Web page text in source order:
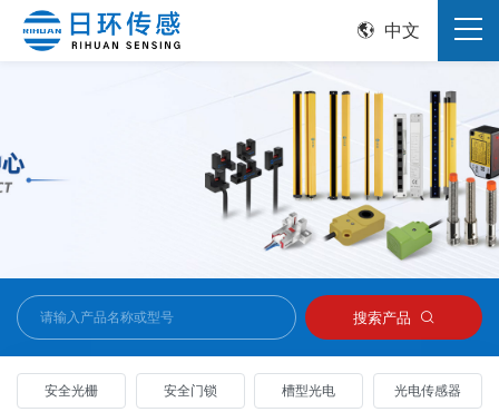
中文
搜索产品
安全光栅 安全门锁 槽型光电 光电传感器